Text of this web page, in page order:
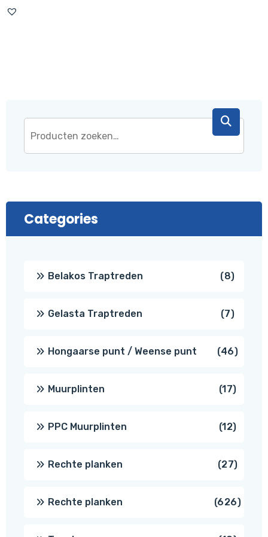
Categories
Belakos Traptreden 88
Gelasta Traptreden 77
Hongaarse punt / Weense punt 4646
Muurplinten 1717
PPC Muurplinten 1212
Rechte planken 2727
Rechte planken 626626